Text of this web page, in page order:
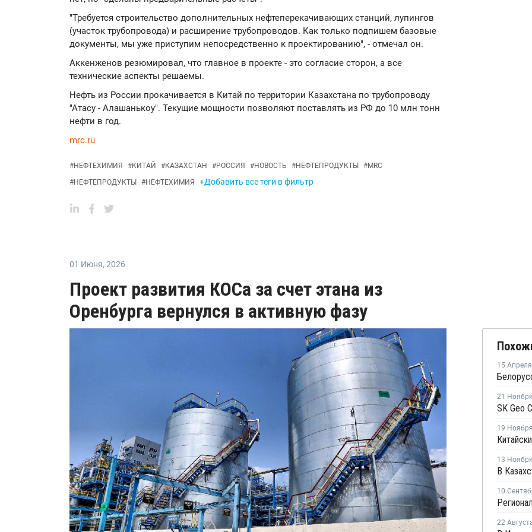
"Требуется строительство дополнительных нефтеперекачивающих станций, лупингов
(участок трубопровода) и расширение трубопроводов. Как только подпишем базовые
документы, мы уже приступим непосредственно к проектированию", - отмечал он.
Аккенженов резюмировал, что главное в проекте - это согласие сторон, а все
технические аспекты решаемы.
Нефть из России прокачивается в Китай по территории Казахстана по трубопроводу
"Атасу - Алашанькоу". Текущие мощности позволяют поставлять из РФ до 10 млн тонн
нефти в год.
mrc.ru
#НЕФТЕХИМИЯ #КИТАЙ #КАЗАХСТАН #РОССИЯ #НОВОСТЬ #НЕФТЕПРОДУКТЫ #MRC
#НЕФТЕПРОДУКТЫ #НЕФТЕХИМИЯ +Добавить все теги в фильтр
01 Июня, 2026
Проект развития КОСа за счет этана из
Оренбурга вернулся в активную фазу
15 Апреля
21
19
13
10
22